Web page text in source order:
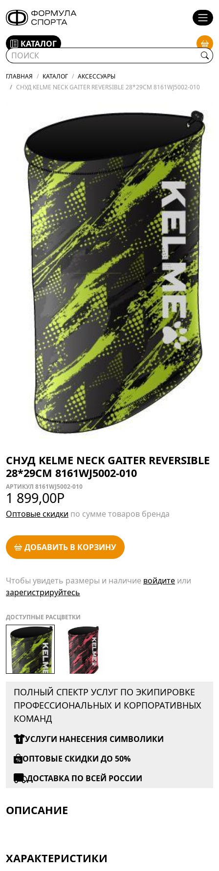
КАТАЛОГ
ГЛАВНАЯ КАТАЛОГ
АКСЕССУАРЫ
СНУД KELME NECK GAITER REVERSIBLE 28*29CM 8161WJ5002-010
СНУД KELME NECK GAITER REVERSIBLE
28*29CM 8161WJ5002-010
АРТИКУЛ 8161WJ5002-010
1 899,00Р
Оптовые скидки по сумме товаров бренда
ДОБАВИТЬ В КОРЗИНУ
Чтобы увидеть размеры и наличие войдите или
зарегистрируйтесь
ДОСТУПНЫЕ РАСЦВЕТКИ
ПОЛНЫЙ СПЕКТР УСЛУГ ПО ЭКИПИРОВКЕ
ПРОФЕССИОНАЛЬНЫХ И КОРПОРАТИВНЫХ
КОМАНД
УСЛУГИ НАНЕСЕНИЯ СИМВОЛИКИ
ОПТОВЫЕ СКИДКИ ДО 50%
ДОСТАВКА ПО ВСЕЙ РОССИИ
ОПИСАНИЕ
ХАРАКТЕРИСТИКИ